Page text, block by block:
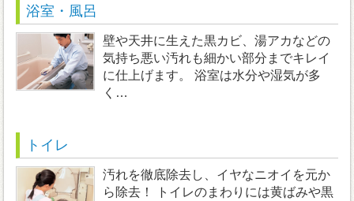
浴室・風呂
壁や天井に生えた黒カビ、湯アカなどの
気持ち悪い汚れも細かい部分までキレイ
に仕上げます。 浴室は水分や湿気が多
く…
トイレ
汚れを徹底除去し、イヤなニオイを元か
ら除去！ トイレのまわりには黄ばみや黒